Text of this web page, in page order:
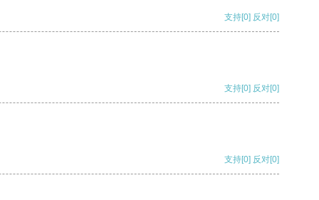
支持[0] 反对[0]
支持[0] 反对[0]
支持[0] 反对[0]